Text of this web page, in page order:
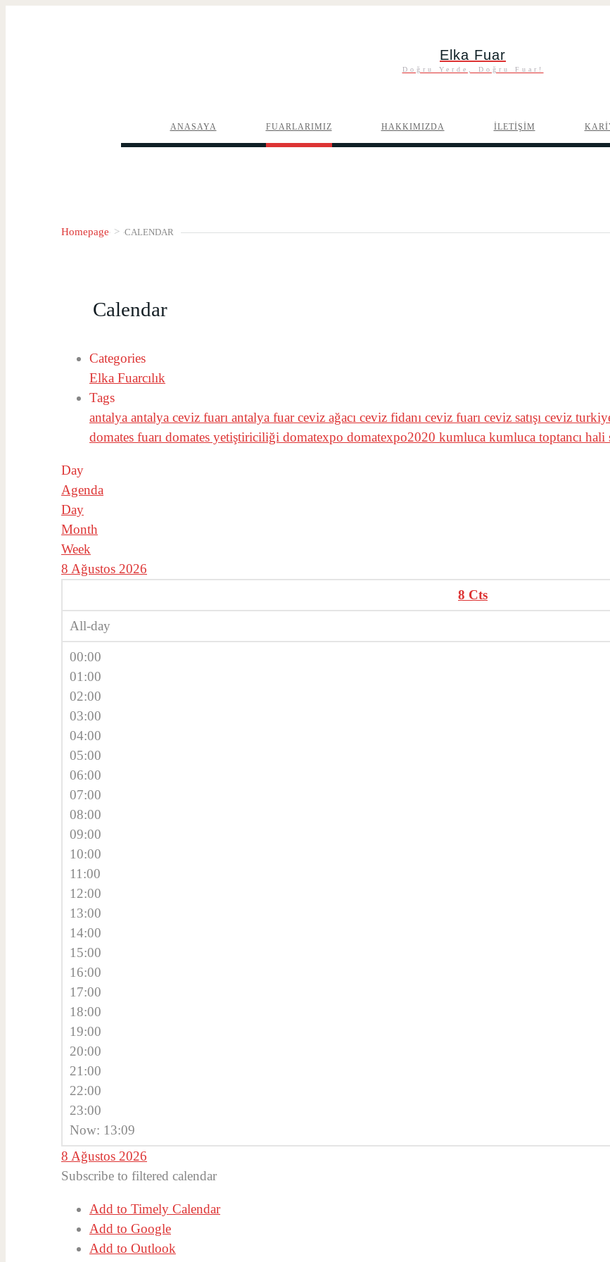
Elka Fuar
Doğru Yerde, Doğru Fuar!
ANASAYA FUARLARIMIZ HAKKIMIZDA İLETİŞİM
Homepage > CALENDAR
Calendar
Categories
Elka Fuarcılık
Tags
antalya antalya ceviz fuarı antalya fuarceviz ağacı ceviz fidanı ceviz fuarı ceviz satışı ceviz
domates fuarı domates yetiştiriciliği domatexpo domatexpo2020 kumluca kumluca toptancı hali
Day
Agenda
Day
Month
Week
8 Ağustos 2026
8 Cts
All-day
00:00
01:00
02:00
03:00
04:00
05:00
06:00
07:00
08:00
09:00
10:00
11:00
12:00
13:00
14:00
15:00
16:00
17:00
18:00
19:00
20:00
21:00
22:00
23:00
Now: 13:09
8 Ağustos 2026
Subscribe to filtered calendar
Add to Timely Calendar
Add to Google
Add to Outlook